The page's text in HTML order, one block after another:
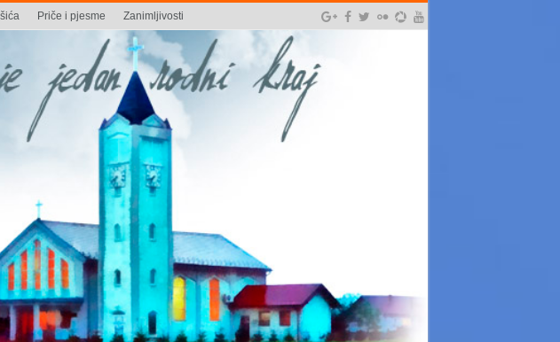
Priče i pjesme Zanimljivosti